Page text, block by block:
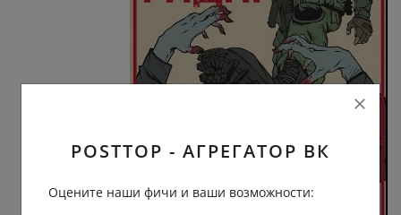
POSTTOP - АГРЕГАТОР ВК
Оцените наши фичи и ваши возможности: